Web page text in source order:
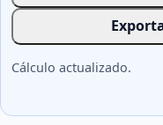
Cálculo actualizado.